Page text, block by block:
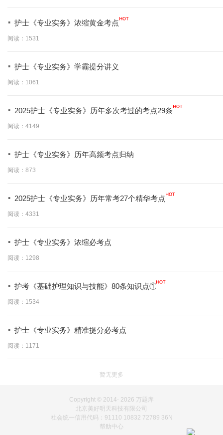
· 护士《专业实务》浓缩黄金考点
阅读：1531
· 护士《专业实务》学霸提分讲义
阅读：1061
· 2025护士《专业实务》历年多次考过的考点29条
阅读：4149
· 护士《专业实务》历年高频考点归纳
阅读：873
· 2025护士《专业实务》历年常考27个精华考点
阅读：4331
· 护士《专业实务》浓缩必考点
阅读：1298
· 护考《基础护理知识与技能》80条知识点①
阅读：1534
· 护士《专业实务》精准提分必考点
阅读：1171
暂无更多
Copyright © 2014- 2026 万题库
北京美好明天科技有限公司
社会统一信用代码：91110 10832 72789 36N
帮助中心